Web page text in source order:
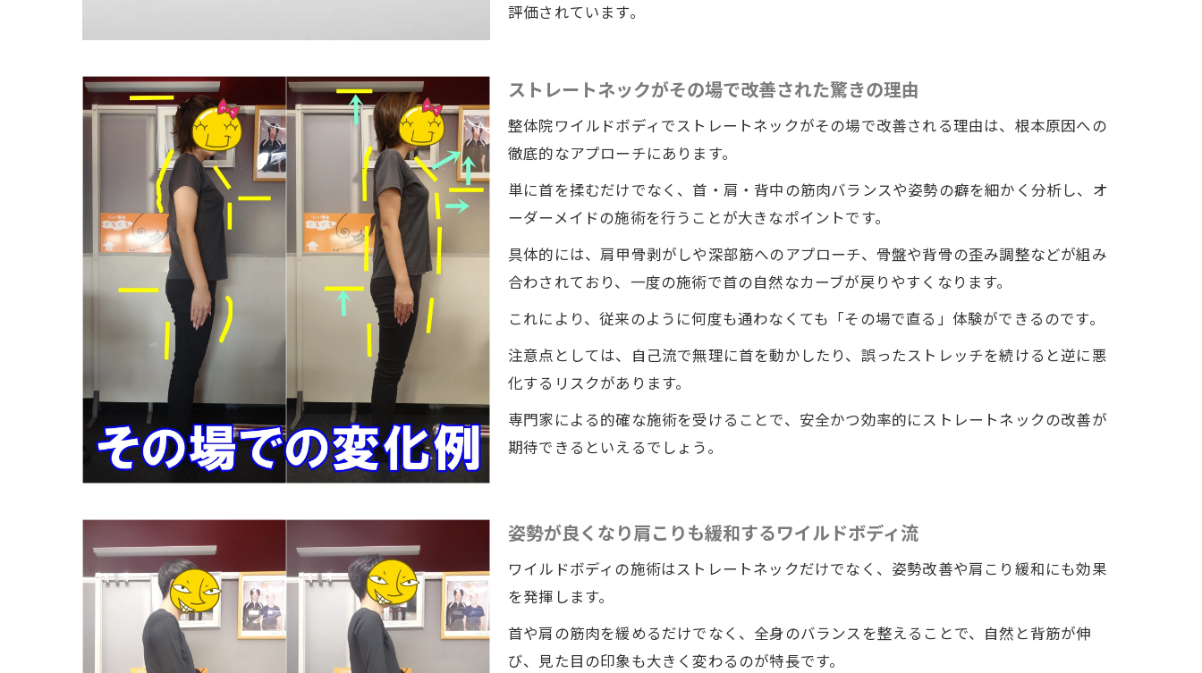
評価されています。
ストレートネックがその場で改善された驚きの理由
整体院ワイルドボディでストレートネックがその場で改善される理由は、根本原因への
徹底的なアプローチにあります。
単に首を揉むだけでなく、首・肩・背中の筋肉バランスや姿勢の癖を細かく分析し、オ
ーダーメイドの施術を行うことが大きなポイントです。
具体的には、肩甲骨剥がしや深部筋へのアプローチ、骨盤や背骨の歪み調整などが組み
合わされており、一度の施術で首の自然なカーブが戻りやすくなります。
これにより、従来のように何度も通わなくても「その場で直る」体験ができるのです。
注意点としては、自己流で無理に首を動かしたり、誤ったストレッチを続けると逆に悪
化するリスクがあります。
専門家による的確な施術を受けることで、安全かつ効率的にストレートネックの改善が
期待できるといえるでしょう。
姿勢が良くなり肩こりも緩和するワイルドボディ流
ワイルドボディの施術はストレートネックだけでなく、姿勢改善や肩こり緩和にも効果
を発揮します。
首や肩の筋肉を緩めるだけでなく、全身のバランスを整えることで、自然と背筋が伸
び、見た目の印象も大きく変わるのが特長です。